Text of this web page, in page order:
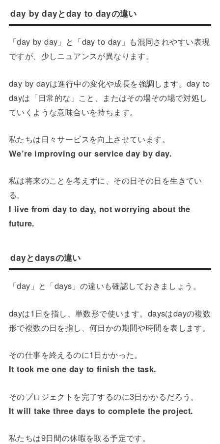
day by dayとday to dayの違い
「day by day」と「day to day」も混同されやすい表現
ですが、少しニュアンスが異なります。
day by dayは進行中の変化や成長を強調します。day to
dayは「日常的な」こと、またはその場その場で対処し
ていくような意味合いを持ちます。
私たちは日々サービスを向上させています。
We’re improving our service day by day.
私は将来のことを考えずに、その日その日を生きてい
る。
I live from day to day, not worrying about the
future.
dayとdaysの違い
「day」と「days」の違いも確認しておきましょう。
dayは1日を指し、単数形で使います。daysはdayの複数
形で複数の日を指し、何日かの期間や時間を表します。
その仕事を終えるのに1日かかった。
It took me one day to finish the task.
そのプロジェクトを完了するのに3日かかるだろう。
It will take three days to complete the project.
私たちは9日間の休暇を取る予定です。